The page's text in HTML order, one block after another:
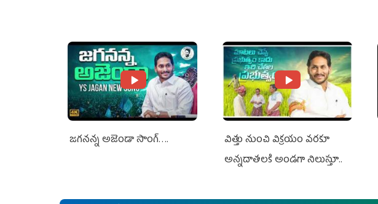
జగనన్న అజెండా సాంగ్….
విత్తు నుంచి విక్రయం వరకూ
అన్నదాతలకి అండగా నిలుస్తూ..